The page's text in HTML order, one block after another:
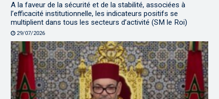
A la faveur de la sécurité et de la stabilité, associées à
l’efficacité institutionnelle, les indicateurs positifs se
multiplient dans tous les secteurs d’activité (SM le Roi)
29/07/2026